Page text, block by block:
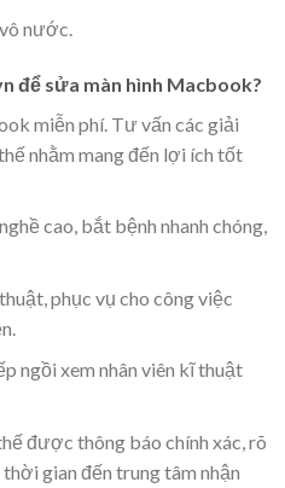
nước.
để sửa màn hình Macbook?
miễn phí. Tư vấn các giải
nhằm mang đến lợi ích tốt
cao, bắt bệnh nhanh chóng,
phục vụ cho công việc
ngồi xem nhân viên kĩ thuật
được thông báo chính xác, rõ
gian đến trung tâm nhận